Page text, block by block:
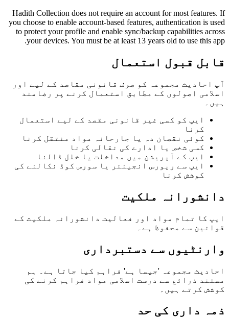
Hadith Collection does not require an account for most features. If
you choose to enable account-based features, authentication is used
to protect your profile and enable sync/backup capabilities across
your devices. You must be at least 13 years old to use this app.
قابل قبول استعمال
آپ احادیث مجموعہ کو صرف قانونی مقاصد کے لیے اور
اسلامی اصولوں کے مطابق استعمال کرنے پر رضامند
ہیں۔
ایپ کو کسی غیر قانونی مقصد کے لیے استعمال
کرنا
کوئی نقصان دہ یا جارحانہ مواد منتقل کرنا
کسی شخص یا ادارے کی نقالی کرنا
ایپ کے آپریشن میں مداخلت یا خلل ڈالنا
ایپ سے ریورس انجینئر یا سورس کوڈ نکالنے کی
کوشش کرنا
دانشورانہ ملکیت
ایپ کا تمام مواد اور فعالیت دانشورانہ ملکیت کے
قوانین سے محفوظ ہے۔
وارنٹیوں سے دستبرداری
احادیث مجموعہ 'جیسا ہے' فراہم کیا جاتا ہے۔ ہم
مستند ذرائع سے درست اسلامی مواد فراہم کرنے کی
کوشش کرتے ہیں۔
ذمہ داری کی حد